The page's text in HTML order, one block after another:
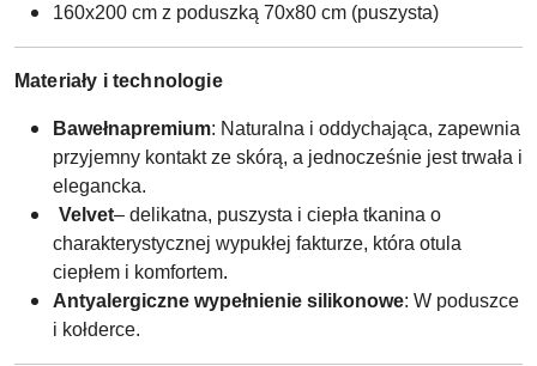
160x200 cm z poduszką 70x80 cm (puszysta)
Materiały i technologie
Bawełnapremium: Naturalna i oddychająca, zapewnia
przyjemny kontakt ze skórą, a jednocześnie jest trwała i
elegancka.
Velvet– delikatna, puszysta i ciepła tkanina o
charakterystycznej wypukłej fakturze, która otula
ciepłem i komfortem.
Antyalergiczne wypełnienie silikonowe: W poduszce
i kołderce.